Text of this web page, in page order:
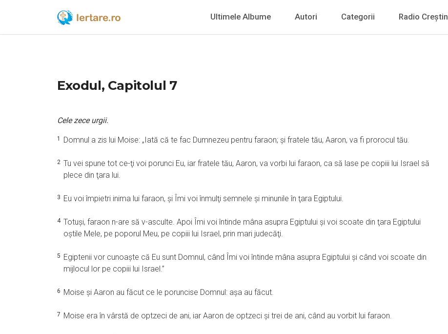
Ultimele Albume Autori Categorii Radio Creștin
Exodul, Capitolul 7
Cele zece urgii.
1 Domnul a zis lui Moise: „Iată că te fac Dumnezeu pentru faraon; şi fratele tău, Aaron, va fi prorocul tău.
2 Tu vei spune tot ce-ţi voi porunci Eu, iar fratele tău, Aaron, va vorbi lui faraon, ca să lase pe copiii lui Israel să
plece din ţara lui.
3 Eu voi împietri inima lui faraon, şi Îmi voi înmulţi semnele şi minunile în ţara Egiptului.
4 Totuşi, faraon n-are să v-asculte. Apoi Îmi voi întinde mâna asupra Egiptului şi voi scoate din ţara Egiptului
oştile Mele, pe poporul Meu, pe copiii lui Israel, prin mari judecăţi.
5 Egiptenii vor cunoaşte că Eu sunt Domnul, când Îmi voi întinde mâna asupra Egiptului şi când voi scoate din
mijlocul lor pe copiii lui Israel.”
6 Moise şi Aaron au făcut ce le poruncise Domnul: aşa au făcut.
7 Moise era în vârstă de optzeci de ani, iar Aaron de optzeci şi trei de ani, când au vorbit lui faraon.